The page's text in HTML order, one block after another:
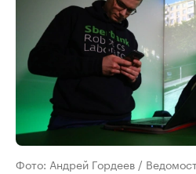
Фото: Андрей Гордеев /